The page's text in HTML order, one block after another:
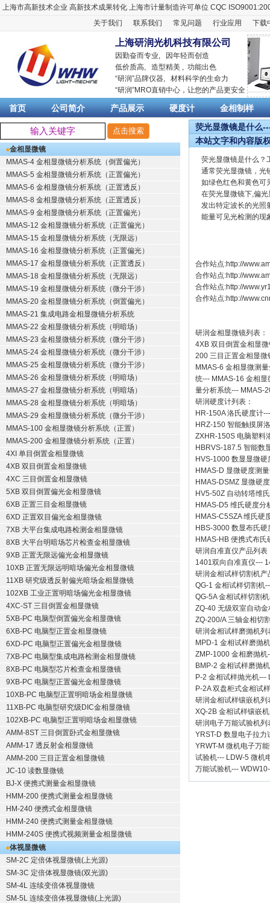
上海市高新技术企业 高新技术成果转化 上海市计量制造许可单位 CQC
关于我们
联系我们 常见问题 行业应用 下载
上海研润光机科技有限公司
因勤奋而专业, 因年轻而创造
低价质高, 造型精美 , 功能出色
“研润”品牌仪器, 材料科学的生命力
“研润”MRO直销中心，让您的产品更安全
首页 公司简介 产品展示 硬度计 金相制样
金相显微镜
MMAS-4 金相显微镜分析系统（倒置偏光）
MMAS-5 金相显微镜分析系统（正置偏光）
MMAS-6 金相显微镜分析系统（正置透反）
MMAS-8 金相显微镜分析系统（正置透反）
MMAS-9 金相显微镜分析系统（正置偏光）
MMAS-12 金相显微镜分析系统（正置偏光）
MMAS-15 金相显微镜分析系统（无限远）
MMAS-16 金相显微镜分析系统（正置偏光）
MMAS-17 金相显微镜分析系统（正置透反）
MMAS-18 金相显微镜分析系统（无限远）
MMAS-19 金相显微镜分析系统（微分干涉）
MMAS-20 金相显微镜分析系统（倒置偏光）
MMAS-21 集成电路金相显微镜分析系统
MMAS-22 金相显微镜分析系统（明暗场）
MMAS-23 金相显微镜分析系统（微分干涉）
MMAS-24 金相显微镜分析系统（微分干涉）
MMAS-25 金相显微镜分析系统（微分干涉）
MMAS-26 金相显微镜分析系统（明暗场）
MMAS-27 金相显微镜分析系统（明暗场）
MMAS-28 金相显微镜分析系统（明暗场）
MMAS-29 金相显微镜分析系统（微分干涉）
MMAS-100 金相显微镜分析系统（正置）
MMAS-200 金相显微镜分析系统（正置）
4XI 单目倒置金相显微镜
4XB 双目倒置金相显微镜
4XC 三目倒置金相显微镜
5XB 双目倒置偏光金相显微镜
6XB 正置三目金相显微镜
6XD 正置双目偏光金相显微镜
7XB 大平台集成电路检测金相显微镜
8XB 大平台明暗场芯片检查金相显微镜
9XB 正置无限远偏光金相显微镜
10XB 正置无限远明暗场偏光金相显微镜
11XB 研究级透反射偏光暗场金相显微镜
102XB 工业正置明暗场偏光金相显微镜
4XC-ST 三目倒置金相显微镜
5XB-PC 电脑型倒置偏光金相显微镜
6XB-PC 电脑型正置金相显微镜
6XD-PC 电脑型正置偏光金相显微镜
7XB-PC 电脑型集成电路检测金相显微镜
8XB-PC 电脑型芯片检查金相显微镜
9XB-PC 电脑型正置偏光金相显微镜
10XB-PC 电脑型正置明暗场金相显微镜
11XB-PC 电脑型研究级DIC金相显微镜
102XB-PC 电脑型正置明暗场金相显微镜
AMM-8ST 三目倒置卧式金相显微镜
AMM-17 透反射金相显微镜
AMM-200 三目正置金相显微镜
JC-10 读数显微镜
BJ-X 便携式测量金相显微镜
HMM-200 便携式测量金相显微镜
HM-240 便携式金相显微镜
HMM-240 便携式测量金相显微镜
HMM-240S 便携式视频测量金相显微镜
体视显微镜
SM-2C 定倍体视显微镜(上光源)
SM-3C 定倍体视显微镜(双光源)
SM-4L 连续变倍体视显微镜
SM-5L 连续变倍体视显微镜(上光源)
荧光显微镜是什么
本站文字和内容版
荧光显微镜是什么？
通常荧光显微镜，光
如绿色红色和黄色可
在荧光显微镜下,偏
发出特定波长的光照
能量可见光检测的现
合作站点:http://
合作站点:http://
合作站点:http://
合作站点:http://
研润金相显微镜列表：
4XB 双目倒置金相显
200 三目正置金相显微
MMAS-6 金相显微测
统--- MMAS-16 金相显
量分析系统--- MMAS-
研润硬度计列表：
HR-150A 洛氏硬度计
HRZ-150 智能触摸屏
ZXHR-150S 电脑塑料
HBRVS-187.5 智能数
HVS-1000 数显显微硬
HMAS-D 显微硬度测
HMAS-DSMZ 显微硬
HV5-50Z 自动转塔维
HMAS-D5 维氏硬度分
HMAS-C5SZA 维氏硬
HBS-3000 数显布氏硬
HMAS-HB 便携式布氏
研润自准直仪产品列表
1401双向自准直仪---
研润金相试样切割机产
QG-1 金相试样切割机
QG-5A 金相试样切割机
ZQ-40 无级双室自动金
ZQ-200/A 三轴金相切
研润金相试样磨抛机列
MPD-1 金相试样磨抛机
ZMP-1000 金相磨抛机
BMP-2 金相试样磨抛机
P-2 金相试样抛光机---
P-2A 双盘柜式金相试
研润金相试样镶嵌机列
XQ-2B 金相试样镶嵌机
研润电子万能试验机列
YRST-D 数显电子拉力
YRWT-M 微机电子万
试验机--- LDW-5 微机
万能试验机---